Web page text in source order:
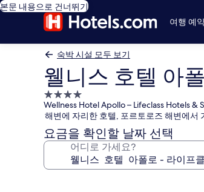
본문 내용으로 건너뛰기
여행 예
숙박 시설 모두 보기
웰니스 호텔 아
4.0
성
급
숙
박
Wellness Hotel Apollo – Lifeclass Hotels &
해변에 자리한 호텔, 포르토로즈 해변에서
요금을 확인할 날짜 선택
어디로 가세요?